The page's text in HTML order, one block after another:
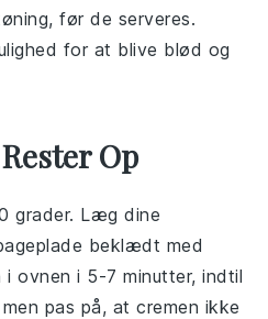
før de serveres.
for at blive blød og
Op
grader. Læg dine
beklædt med
i ovnen i 5-7 minutter, indtil
pas på, at cremen ikke